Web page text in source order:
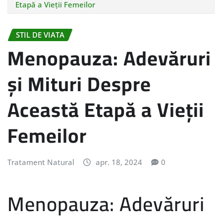
Etapă a Vieții Femeilor
STIL DE VIATA
Menopauza: Adevăruri
și Mituri Despre
Această Etapă a Vieții
Femeilor
Tratament Natural apr. 18, 2024 0
Menopauza: Adevăruri